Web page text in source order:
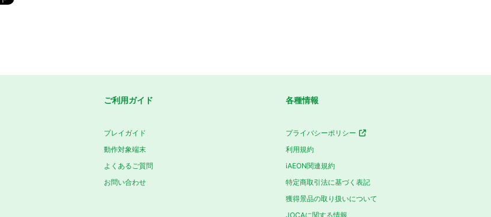
ご利用ガイド
プレイガイド
動作対象端末
よくあるご質問
お問い合わせ
各種情報
プライバシーポリシー
利用規約
iAEON関連規約
特定商取引法に基づく表記
獲得景品の取り扱いについて
JOCAに関する情報